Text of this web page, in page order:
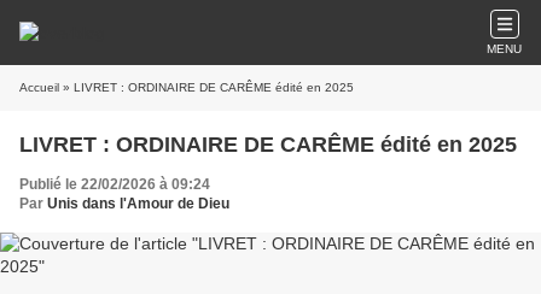
MENU
Accueil » LIVRET : ORDINAIRE DE CARÊME édité en 2025
LIVRET : ORDINAIRE DE CARÊME édité en 2025
Publié le 22/02/2026 à 09:24
Par Unis dans l'Amour de Dieu